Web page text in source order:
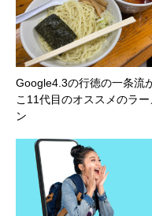
Google4.3の行徳の一条流
こ11代目のオススメのラー
ン